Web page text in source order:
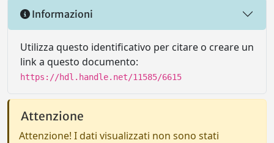
Informazioni
Utilizza questo identificativo per citare o creare un
link a questo documento:
https://hdl.handle.net/11585/6615
Attenzione
Attenzione! I dati visualizzati non sono stati